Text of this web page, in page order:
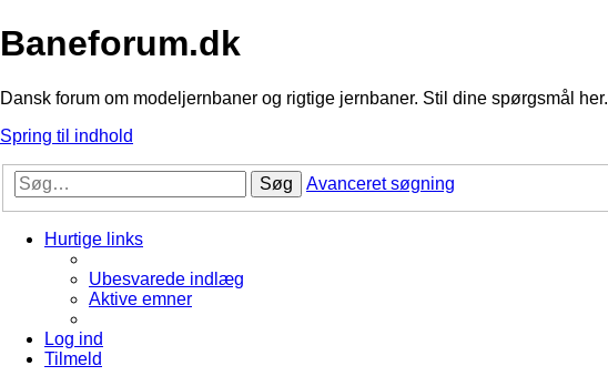
Baneforum.dk
Dansk forum om modeljernbaner og rigtige jernbaner. Stil dine spørgsmål her.
Spring til indhold
Søg Avanceret søgning
Hurtige links
Ubesvarede indlæg
Aktive emner
Log ind
Tilmeld